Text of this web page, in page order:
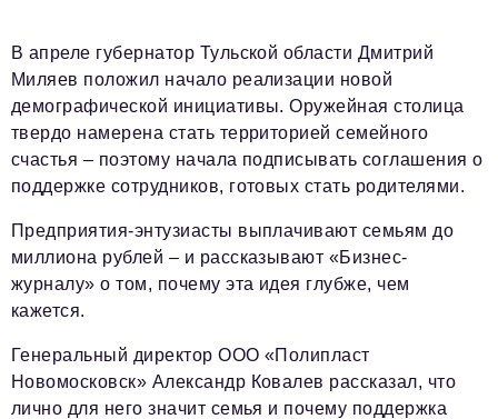
В апреле губернатор Тульской области Дмитрий
Миляев положил начало реализации новой
демографической инициативы. Оружейная столица
твердо намерена стать территорией семейного
счастья – поэтому начала подписывать соглашения о
поддержке сотрудников, готовых стать родителями.
Предприятия-энтузиасты выплачивают семьям до
миллиона рублей – и рассказывают «Бизнес-
журналу» о том, почему эта идея глубже, чем
кажется.
Генеральный директор ООО «Полипласт
Новомосковск» Александр Ковалев рассказал, что
лично для него значит семья и почему поддержка